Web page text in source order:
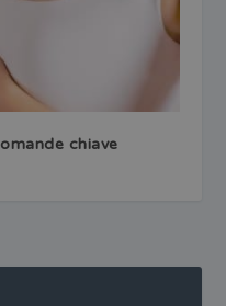
chiave